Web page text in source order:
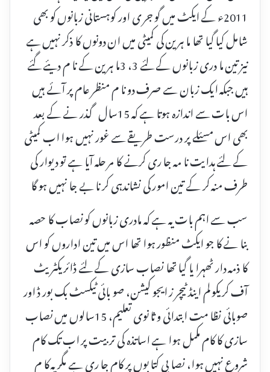
2011ء کے ایکٹ میں گو جر ی اور کوہستانی زبانوں کو بھی
شامل کیا گیا تھا ما ہرین کی کمیٹی میں ان دونوں کا ذکر نہیں ہے
نیز تین ما دری زبانوں کے لئے 3، 3ما ہرین کے نا م دیئے گئے
ہیں جبکہ ایک زبان سے صرف دو نا م منظر عام پر آئے ہیں
اس بات سے اندازہ ہوتا ہے کہ 15سال گذر نے کے بعد
بھی اس مسئلے پر درست طریقے سے غور نہیں ہوا اب کمیٹی
کے لئے ہدایت نا مہ جا ری کرنے کا مر حلہ آیا ہے تو دیوار کی
طرف منہ کر کے تین امور کی نشاندہی کر نا بے جا نہیں ہو گا
سب سے اہم بات یہ ہے کہ مادری زبانوں کو نصاب کا حصہ
بنا نے کا جو ایکٹ منظور ہوا تھا اس میں تین اداروں کو اس
کا ذمہ دار ٹھہرا یا گیا تھا نصاب سازی کے لئے ڈائریکٹریٹ
آف کریکو لم اینڈ ٹیچر ز ایجو کیشن، صو بائی ٹیکسٹ بک بور ڈ اور
صوبائی نظا مت ابتدائی و ثا نوی تعلیم، 15سالوں میں نصاب
سازی کا کام مکمل ہوا ہے اساتذہ کی تربیت پر اب تک کام
شروع نہیں ہوا، نصا بی کتا بوں پر کام جا ری ہے مگر یہ کا م